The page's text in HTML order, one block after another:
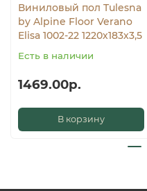
Виниловый пол Tulesna
by Alpine Floor Verano
Elisa 1002-22 1220х183х3,5
Есть в наличии
1469.00р.
В корзину